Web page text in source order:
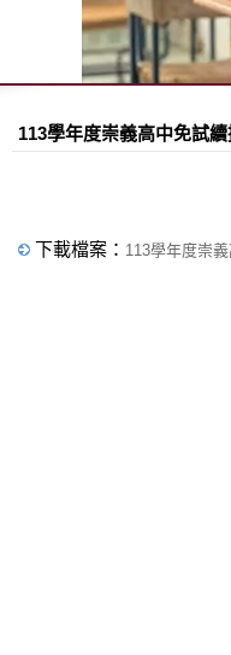
113學年度崇義高中免試
下載檔案： 113學年度崇